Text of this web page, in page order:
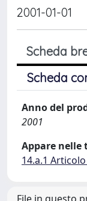
2001-01-01
Scheda
Scheda
Anno del
2001
Appare nelle
14.a.1